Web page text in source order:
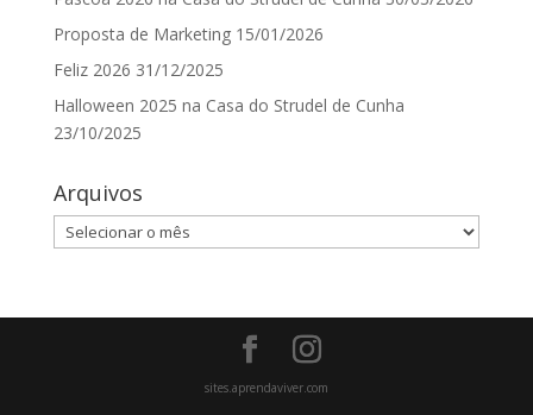
Proposta de Marketing 15/01/2026
Feliz 2026 31/12/2025
Halloween 2025 na Casa do Strudel de Cunha
23/10/2025
Arquivos
Arquivos
sites.aprendaviver.com